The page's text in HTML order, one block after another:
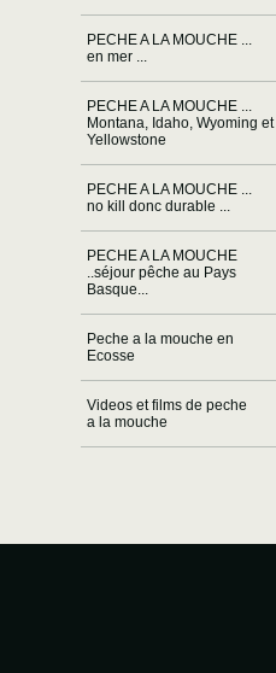
PECHE A LA MOUCHE ...
en mer ...
PECHE A LA MOUCHE ...
Montana, Idaho, Wyoming et
Yellowstone
PECHE A LA MOUCHE ...
no kill donc durable ...
PECHE A LA MOUCHE
..séjour pêche au Pays
Basque...
Peche a la mouche en
Ecosse
Videos et films de peche
a la mouche